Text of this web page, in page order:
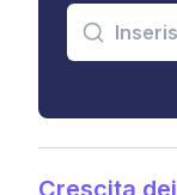
Crescita